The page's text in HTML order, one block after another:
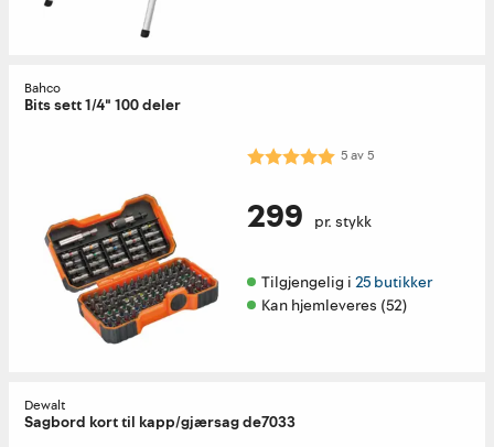
Bahco
Bits sett 1/4" 100 deler
Karakter: 5.0 av 5 mulige
5av5
299 pr. stykk
Tilgjengelig i 25 butikker
Kan hjemleveres (52)
Dewalt
Sagbord kort til kapp/gjærsag de7033